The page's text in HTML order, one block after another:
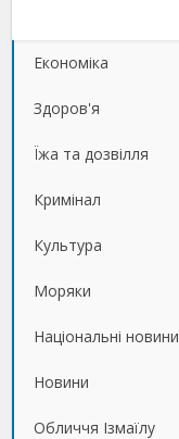
Економіка
Здоров'я
Їжа та дозвілля
Кримінал
Культура
Моряки
Національні новини
Новини
Обличчя Ізмаїлу